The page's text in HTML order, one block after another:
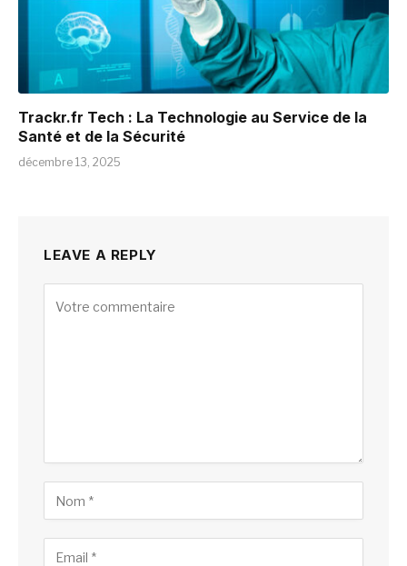
Trackr.fr Tech : La Technologie au Service de la
Santé et de la Sécurité
décembre 13, 2025
LEAVE A REPLY